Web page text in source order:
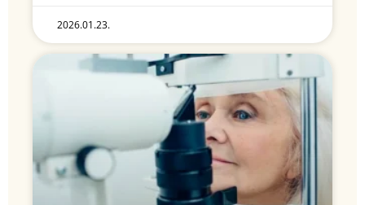
2026.01.23.